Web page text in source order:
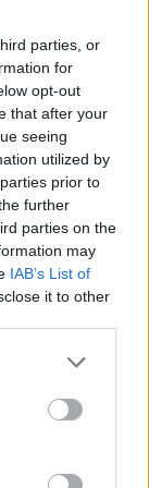
parties, or
for
opt-out
that after your
seeing
utilized by
prior to
further
parties on the
may
IAB’s List of
it to other
di 100